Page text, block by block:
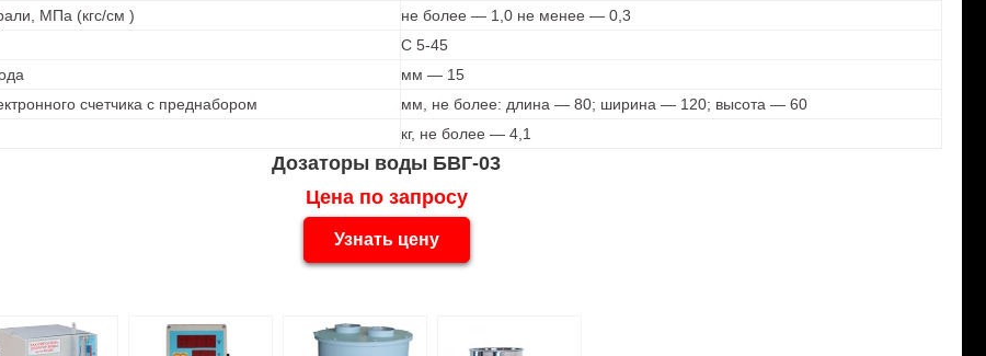
МПа (кгс/см )
не более — 1,0 не менее — 0,3
С 5-45
мм — 15
счетчика с преднабором
мм, не более: длина — 80; ширина — 120; высота — 60
кг, не более — 4,1
Дозаторы воды БВГ-03
Цена по запросу
Узнать цену